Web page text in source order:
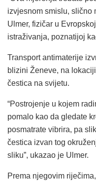
izvjesnom smislu, slično
Ulmer, fizičar u
istraživanja, poznatijoj
Transport antimaterije
blizini Ženeve, na
čestica na svijetu.
“Postrojenje u kojem
pomalo kao da gledate
posmatrate vibrira, pa
čestica izvan tog
sliku”, ukazao je Ulmer.
Prema njegovim